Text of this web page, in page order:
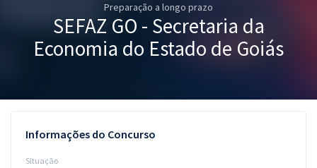
Graduação
Preparação a longo prazo
SEFAZ GO - Secretaria da
Economia do Estado de Goiás
Informações do Concurso
Situação